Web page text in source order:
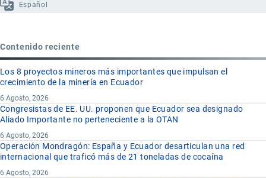
Español
Contenido reciente
Los 8 proyectos mineros más importantes que impulsan el
crecimiento de la minería en Ecuador
6 Agosto, 2026
Congresistas de EE. UU. proponen que Ecuador sea designado
Aliado Importante no perteneciente a la OTAN
6 Agosto, 2026
Operación Mondragón: España y Ecuador desarticulan una red
internacional que traficó más de 21 toneladas de cocaína
6 Agosto, 2026